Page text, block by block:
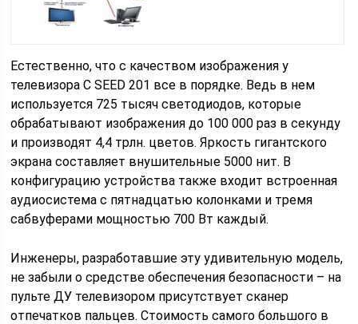
Естественно, что с качеством изображения у
телевизора C SEED 201 все в порядке. Ведь в нем
используется 725 тысяч светодиодов, которые
обрабатывают изображения до 100 000 раз в секунду
и производят 4,4 трлн. цветов. Яркость гигантского
экрана составляет внушительные 5000 нит. В
конфигурацию устройства также входит встроенная
аудиосистема с пятнадцатью колонками и тремя
сабвуферами мощностью 700 Вт каждый.
Инженеры, разработавшие эту удивительную модель,
не забыли о средстве обеспечения безопасности – на
пульте ДУ телевизором присутствует сканер
отпечатков пальцев. Стоимость самого большого в